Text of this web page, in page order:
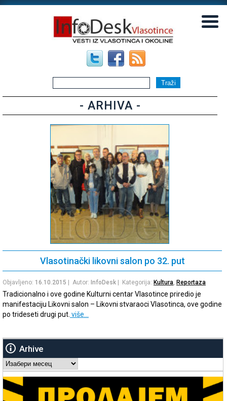
- ARHIVA -
Vlasotinački likovni salon po 32. put
Objavljeno: 16.10.2015 | Autor: InfoDesk | Kategorija: Kultura, Reportaza
Tradicionalno i ove godine Kulturni centar Vlasotince priredio je
manifestaciju Likovni salon – Likovni stvaraoci Vlasotinca, ove godine
po trideseti drugi put. više…
Arhive
Arhive